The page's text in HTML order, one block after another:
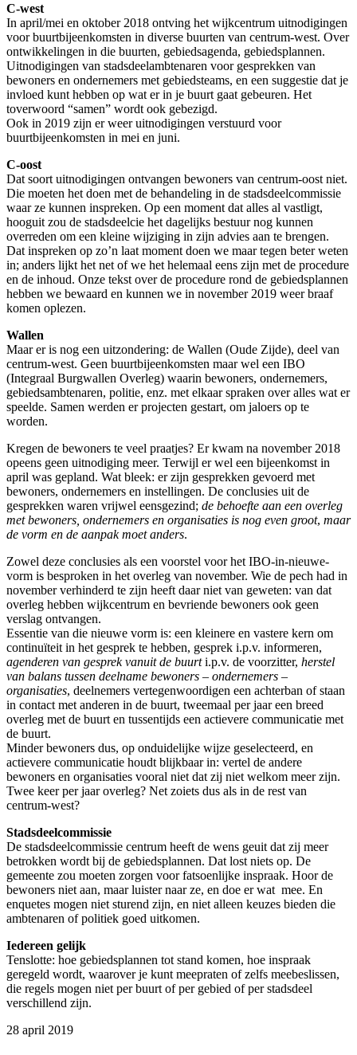
C-west
In april/mei en oktober 2018 ontving het wijkcentrum uitnodigingen
voor buurtbijeenkomsten in diverse buurten van centrum-west. Over
ontwikkelingen in die buurten, gebiedsagenda, gebiedsplannen.
Uitnodigingen van stadsdeelambtenaren voor gesprekken van
bewoners en ondernemers met gebiedsteams, en een suggestie dat je
invloed kunt hebben op wat er in je buurt gaat gebeuren. Het
toverwoord “samen” wordt ook gebezigd.
Ook in 2019 zijn er weer uitnodigingen verstuurd voor
buurtbijeenkomsten in mei en juni.
C-oost
Dat soort uitnodigingen ontvangen bewoners van centrum-oost niet.
Die moeten het doen met de behandeling in de stadsdeelcommissie
waar ze kunnen inspreken. Op een moment dat alles al vastligt,
hooguit zou de stadsdeelcie het dagelijks bestuur nog kunnen
overreden om een kleine wijziging in zijn advies aan te brengen.
Dat inspreken op zo’n laat moment doen we maar tegen beter weten
in; anders lijkt het net of we het helemaal eens zijn met de procedure
en de inhoud. Onze tekst over de procedure rond de gebiedsplannen
hebben we bewaard en kunnen we in november 2019 weer braaf
komen oplezen.
Wallen
Maar er is nog een uitzondering: de Wallen (Oude Zijde), deel van
centrum-west. Geen buurtbijeenkomsten maar wel een IBO
(Integraal Burgwallen Overleg) waarin bewoners, ondernemers,
gebiedsambtenaren, politie, enz. met elkaar spraken over alles wat er
speelde. Samen werden er projecten gestart, om jaloers op te
worden.
Kregen de bewoners te veel praatjes? Er kwam na november 2018
opeens geen uitnodiging meer. Terwijl er wel een bijeenkomst in
april was gepland. Wat bleek: er zijn gesprekken gevoerd met
bewoners, ondernemers en instellingen. De conclusies uit de
gesprekken waren vrijwel eensgezind; de behoefte aan een overleg
met bewoners, ondernemers en organisaties is nog even groot, maar
de vorm en de aanpak moet anders.
Zowel deze conclusies als een voorstel voor het IBO-in-nieuwe-
vorm is besproken in het overleg van november. Wie de pech had in
november verhinderd te zijn heeft daar niet van geweten: van dat
overleg hebben wijkcentrum en bevriende bewoners ook geen
verslag ontvangen.
Essentie van die nieuwe vorm is: een kleinere en vastere kern om
continuïteit in het gesprek te hebben, gesprek i.p.v. informeren,
agenderen van gesprek vanuit de buurti.p.v. de voorzitter, herstel
van balans tussen deelname bewoners – ondernemers –
organisaties, deelnemers vertegenwoordigen een achterban of staan
in contact met anderen in de buurt, tweemaal per jaar een breed
overleg met de buurt en tussentijds een actievere communicatie met
de buurt.
Minder bewoners dus, op onduidelijke wijze geselecteerd, en
actievere communicatie houdt blijkbaar in: vertel de andere
bewoners en organisaties vooral niet dat zij niet welkom meer zijn.
Twee keer per jaar overleg? Net zoiets dus als in de rest van
centrum-west?
Stadsdeelcommissie
De stadsdeelcommissie centrum heeft de wens geuit dat zij meer
betrokken wordt bij de gebiedsplannen. Dat lost niets op. De
gemeente zou moeten zorgen voor fatsoenlijke inspraak. Hoor de
bewoners niet aan, maar luister naar ze, en doe er wat mee. En
enquetes mogen niet sturend zijn, en niet alleen keuzes bieden die
ambtenaren of politiek goed uitkomen.
Iedereen gelijk
Tenslotte: hoe gebiedsplannen tot stand komen, hoe inspraak
geregeld wordt, waarover je kunt meepraten of zelfs meebeslissen,
die regels mogen niet per buurt of per gebied of per stadsdeel
verschillend zijn.
28 april 2019